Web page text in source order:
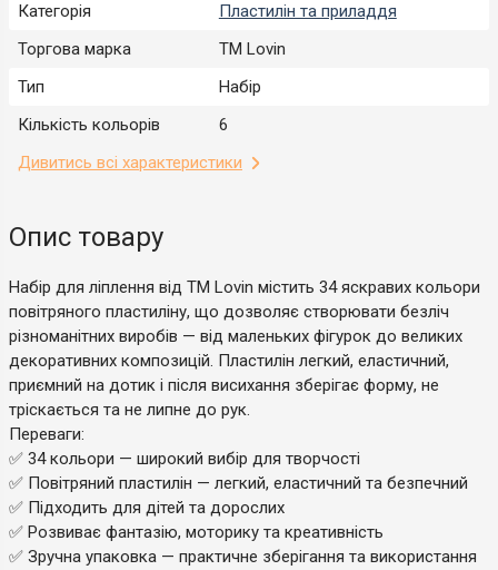
Категорія
Пластилін та приладдя
Торгова марка
TM Lovin
Тип
Набір
Кількість кольорів
6
Дивитись всі характеристики
Опис товару
Набір для ліплення від ТМ Lovin містить 34 яскравих кольори
повітряного пластиліну, що дозволяє створювати безліч
різноманітних виробів — від маленьких фігурок до великих
декоративних композицій. Пластилін легкий, еластичний,
приємний на дотик і після висихання зберігає форму, не
тріскається та не липне до рук.
Переваги:
✅ 34 кольори — широкий вибір для творчості
✅ Повітряний пластилін — легкий, еластичний та безпечний
✅ Підходить для дітей та дорослих
✅ Розвиває фантазію, моторику та креативність
✅ Зручна упаковка — практичне зберігання та використання